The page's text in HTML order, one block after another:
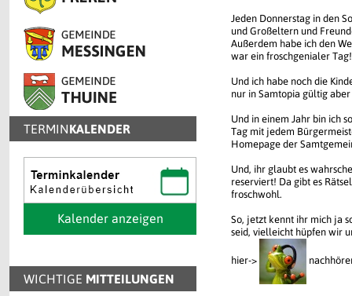
TERMINKALENDER
Kalender anzeigen
WICHTIGE MITTEILUNGEN
Jeden Donnerstag in den
und Großeltern und
Außerdem habe ich den
war ein froschgenialer Tag!
Und ich habe noch die
nur in Samtopia gültig
Und in einem Jahr bin ich
Tag mit jedem
Homepage der
Und, ihr glaubt es
reserviert! Da gibt es
froschwohl.
So, jetzt kennt ihr mich ja
seid, vielleicht hüpfen wir
hier->